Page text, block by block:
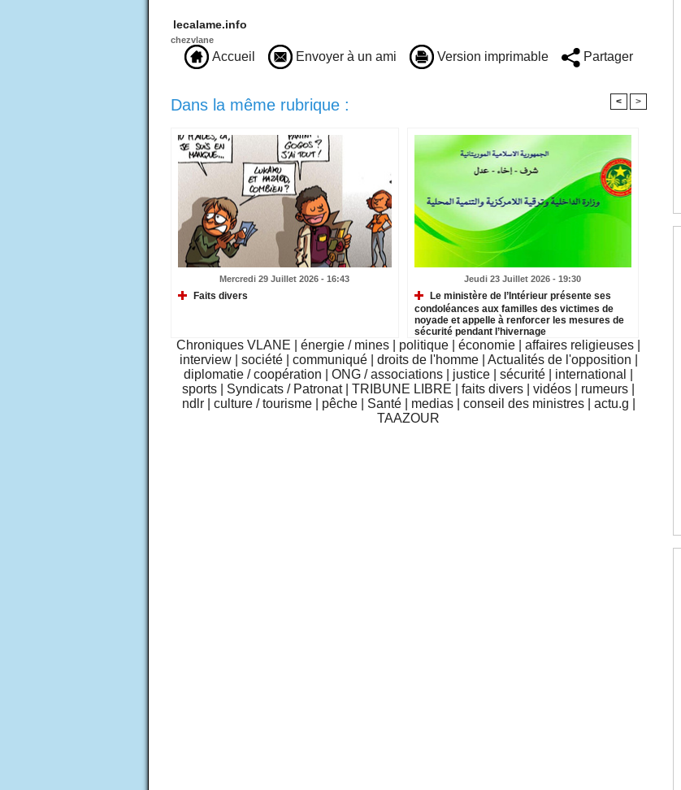
lecalame.info
chezvlane
Accueil Envoyer à un ami Version imprimable Partager
Dans la même rubrique : < >
Mercredi 29 Juillet 2026 - 16:43
Faits divers
Jeudi 23 Juillet 2026 - 19:30
Le ministère de l’Intérieur présente ses
condoléances aux familles des victimes de
noyade et appelle à renforcer les mesures de
sécurité pendant l’hivernage
Chroniques VLANE énergie / mines politique économie affaires religieuses
interview
société communiqué droits de l'homme Actualités de l'opposition
diplomatie / coopération
ONG / associations justice sécurité international
sports
Syndicats / Patronat TRIBUNE LIBRE faits divers vidéos rumeurs
ndlr
culture / tourisme pêche Santé medias conseil des ministres actu.g
TAAZOUR